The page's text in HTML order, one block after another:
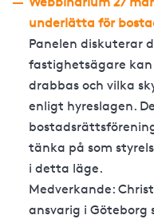
underlätta för
Panelen diskuterar
fastighetsägare
drabbas och vilka
enligt hyreslagen.
tänka på som
i detta läge.
Medverkande:
ansvarig i